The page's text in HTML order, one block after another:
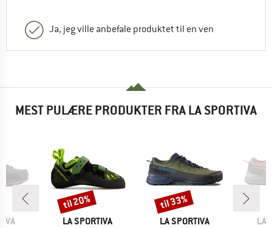
Ja, jeg ville anbefale produktet til en ven
MEST PULÆRE PRODUKTER FRA LA SPORTIVA
MÆRKE
LA SPORTIVA
Rabat
til 20%
MÆRKE
LA SPORTIVA
Rabat
til 33%
LA